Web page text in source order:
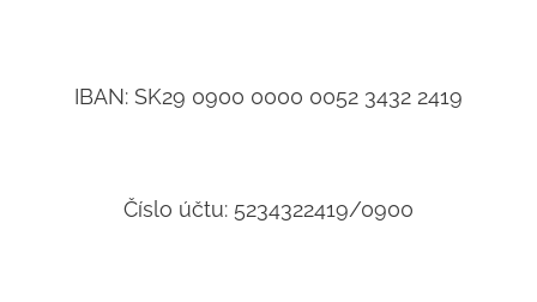
IBAN: SK29 0900 0000 0052 3432 2419
Číslo účtu: 5234322419/0900